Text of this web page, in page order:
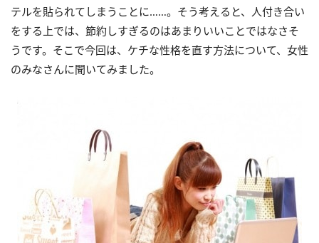
テルを貼られてしまうことに……。そう考えると、人付き合い
をする上では、節約しすぎるのはあまりいいことではなさそ
うです。そこで今回は、ケチな性格を直す方法について、女性
のみなさんに聞いてみました。